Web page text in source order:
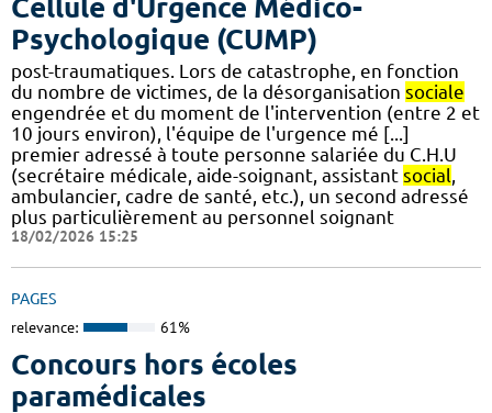
Cellule d'Urgence Médico-
Psychologique (CUMP)
post-traumatiques. Lors de catastrophe, en fonction
du nombre de victimes, de la désorganisation sociale
engendrée et du moment de l'intervention (entre 2 et
10 jours environ), l'équipe de l'urgence mé [...]
premier adressé à toute personne salariée du C.H.U
(secrétaire médicale, aide-soignant, assistant social,
ambulancier, cadre de santé, etc.), un second adressé
plus particulièrement au personnel soignant
18/02/2026 15:25
PAGES
relevance: 61%
Concours hors écoles
paramédicales